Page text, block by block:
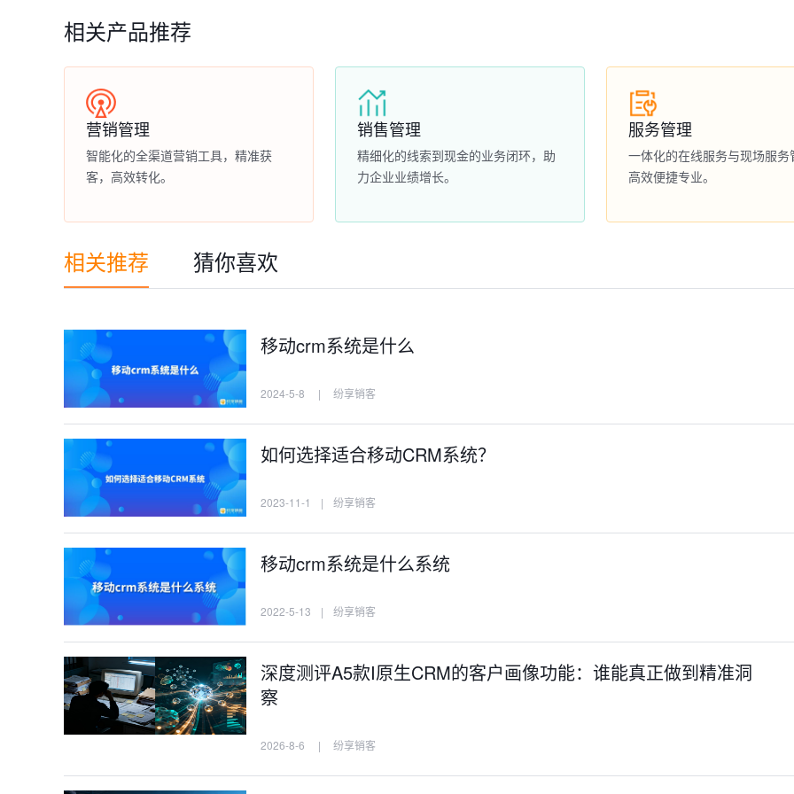
相关产品推荐
营销管理
智能化的全渠道营销工具，精准获
客，高效转化。
销售管理
精细化的线索到现金的业务闭环，助
力企业业绩增长。
服务管理
一体化的在线服务与现场服务
高效便捷专业。
相关推荐 猜你喜欢
移动crm系统是什么
2024-5-8 | 纷享销客
如何选择适合移动CRM系统？
2023-11-1 | 纷享销客
移动crm系统是什么系统
2022-5-13 | 纷享销客
深度测评A5款I原生CRM的客户画像功能：谁能真正做到精准洞
察
2026-8-6 | 纷享销客